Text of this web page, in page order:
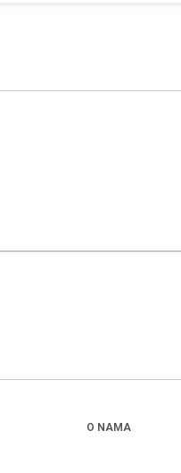
O NAMA